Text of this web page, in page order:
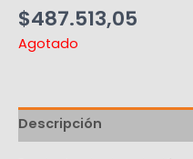
$487.513,05
Agotado
Descripción